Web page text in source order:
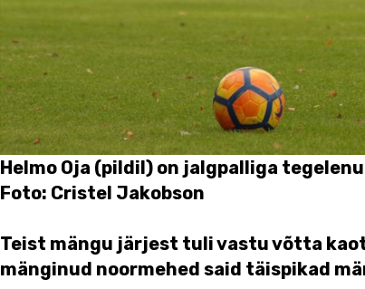
Helmo Oja (pildil) on jalgpalliga
Foto: Cristel Jakobson
Teist mängu järjest tuli vastu võtta
mänginud noormehed said täispikad